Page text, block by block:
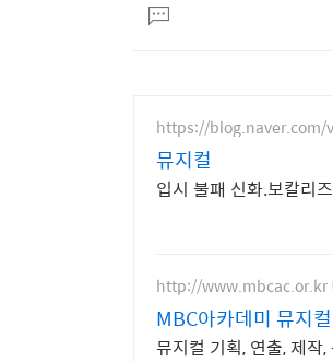
문댓
글
https://blog.naver.com/
뮤지컬
입시 불패 신화.보칼리
http://www.mbcac.or.kr
MBC아카데미 뮤지
뮤지컬 기획, 연출, 제작